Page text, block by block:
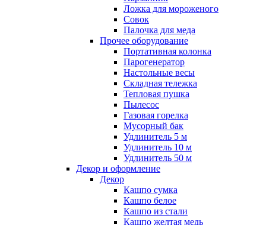
Ложка для мороженого
Совок
Палочка для меда
Прочее оборудование
Портативная колонка
Парогенератор
Настольные весы
Складная тележка
Тепловая пушка
Пылесос
Газовая горелка
Мусорный бак
Удлинитель 5 м
Удлинитель 10 м
Удлинитель 50 м
Декор и оформление
Декор
Кашпо сумка
Кашпо белое
Кашпо из стали
Кашпо желтая медь